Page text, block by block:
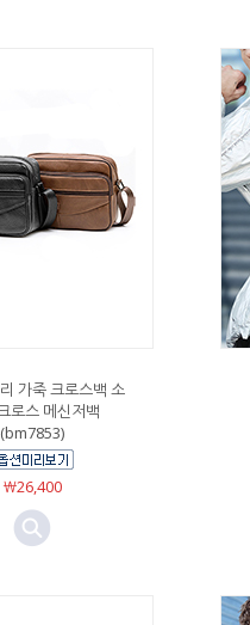
가죽 크로스백 소
로스 메신저백
(bm7853)
￦26,400